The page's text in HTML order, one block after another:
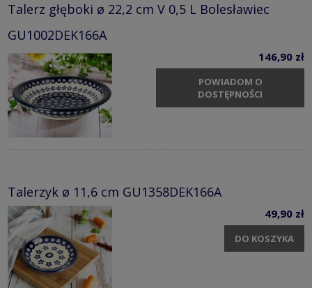
Talerz głęboki ø 22,2 cm V 0,5 L Bolesławiec
GU1002DEK166A
146,90 zł
POWIADOM O
DOSTĘPNOŚCI
Talerzyk ø 11,6 cm GU1358DEK166A
49,90 zł
DO KOSZYKA